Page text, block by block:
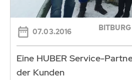
07.03.2016
Eine HUBER Service-
der Kunden